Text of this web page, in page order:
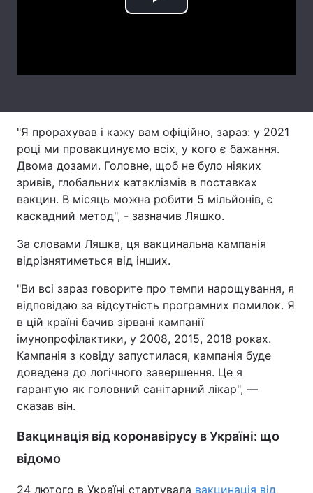
Послуги
Тема оформлення
Play
"Я прорахував і кажу вам офіційно, зараз: у 2021
році ми провакцинуємо всіх, у кого є бажання.
Двома дозами. Головне, щоб не було ніяких
зривів, глобальних катаклізмів в поставках
вакцин. В місяць можна робити 5 мільйонів, є
каскадний метод", - зазначив Ляшко.
За словами Ляшка, ця вакцинальна кампанія
відрізнятиметься від інших.
"Ви всі зараз говорите про темпи нарощування, я
відповідаю за відсутність програмних помилок. Я
в цій країні бачив зірвані кампанії
імунопрофілактики, у 2008, 2015, 2018 роках.
Кампанія з ковіду запустилася, кампанія буде
доведена до логічного завершення. Це я
гарантую як головний санітарний лікар", —
сказав він.
Вакцинація від коронавірусу в Україні: що
відомо
24 лютого в Україні стартувала вакцинація від